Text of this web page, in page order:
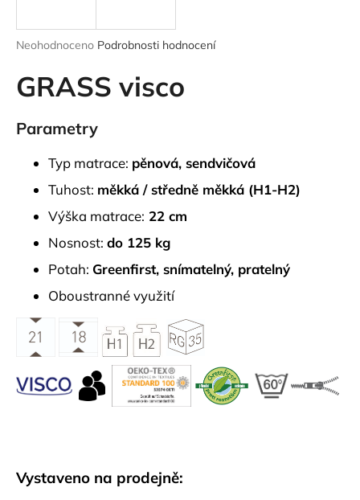
Průměrné
produktu
je
z
5
Neohodnoceno Podrobnosti hodnocení
GRASS visco
Parametry
Typ matrace: pěnová, sendvičová
Tuhost: měkká / středně měkká (H1-H2)
Výška matrace: 22 cm
Nosnost: do 125 kg
Potah: Greenfirst, snímatelný, pratelný
Oboustranné využití
Vystaveno na prodejně:
j
t
?
HLEDAT
u
j